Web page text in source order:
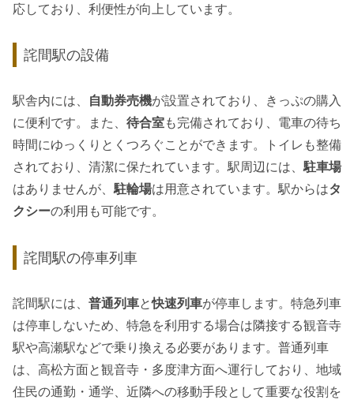
応しており、利便性が向上しています。
詫間駅の設備
駅舎内には、 自動券売機が設置されており、きっぷの購入
に便利です。また、 待合室も完備されており、電車の待ち
時間にゆっくりとくつろぐことができます。トイレも整備
されており、清潔に保たれています。駅周辺には、駐車場
はありませんが、駐輪場は用意されています。駅からはタ
クシーの利用も可能です。
詫間駅の停車列車
詫間駅には、 普通列車と快速列車が停車します。特急列車
は停車しないため、特急を利用する場合は隣接する観音寺
駅や高瀬駅などで乗り換える必要があります。普通列車
は、高松方面と観音寺・多度津方面へ運行しており、地域
住民の通勤・通学、近隣への移動手段として重要な役割を